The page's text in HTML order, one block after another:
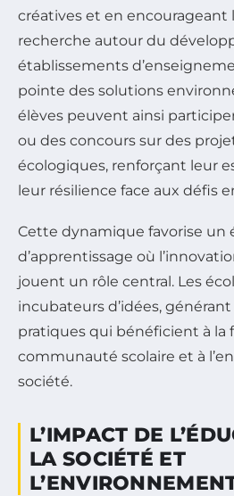
créatives et en encourageant
recherche autour du
établissements
pointe des solutions
élèves peuvent ainsi
ou des concours sur des
écologiques, renforçant leur
leur résilience face aux défis
Cette dynamique favorise un
d’apprentissage où
jouent un rôle central. Les
incubateurs d’idées,
pratiques qui bénéficient à la
communauté scolaire et à
société.
L’IMPACT DE
LA SOCIÉTÉ ET